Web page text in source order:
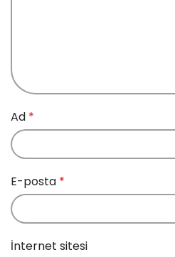
Ad *
E-posta *
İnternet sitesi